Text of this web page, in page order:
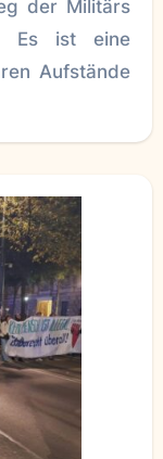
der Militärs
Es ist eine
Aufstände